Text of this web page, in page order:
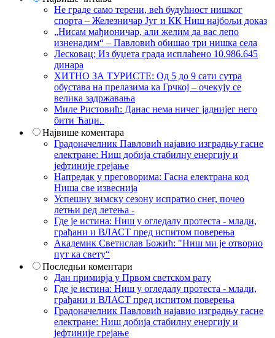
Не граде само терени, већ будућност нишког
спорта – Железничар Југ и КК Ниш најбољи доказ
„Нисам мађионичар, али желим да вас лепо
изненадим“ – Павловић обишао три нишка села
Лесковац; Из буџета града исплаћено 10.986.645
динара
ХИТНО ЗА ТУРИСТЕ: Од 5 до 9 сати сутра
обустава на прелазима ка Грчкој – очекују се
велика задржавања
Миле Ристовић: Данас нема ничег јаднијег него
бити Ћаци.
Највише коментара
Градоначелник Павловић најавио изградњу гасне
електране: Ниш добија стабилну енергију и
јефтиније грејање
Напредак у преговорима: Гасна електрана код
Ниша све извеснија
Успешну зимску сезону испратио снег, почео
летњи ред летења -
Где је истина: Ниш у огледалу протеста - млади,
грађани и ВЛАСТ пред испитом поверења
Академик Светислав Божић: "Ниш ми је отворио
пут ка свету“
Последњи коментари
Дан примирја у Првом светском рату
Где је истина: Ниш у огледалу протеста - млади,
грађани и ВЛАСТ пред испитом поверења
Градоначелник Павловић најавио изградњу гасне
електране: Ниш добија стабилну енергију и
јефтиније грејање